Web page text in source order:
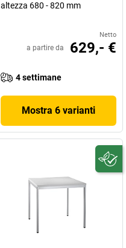
altezza 680 - 820 mm
Netto
a partire da 629,- €
4 settimane
Mostra 6 varianti